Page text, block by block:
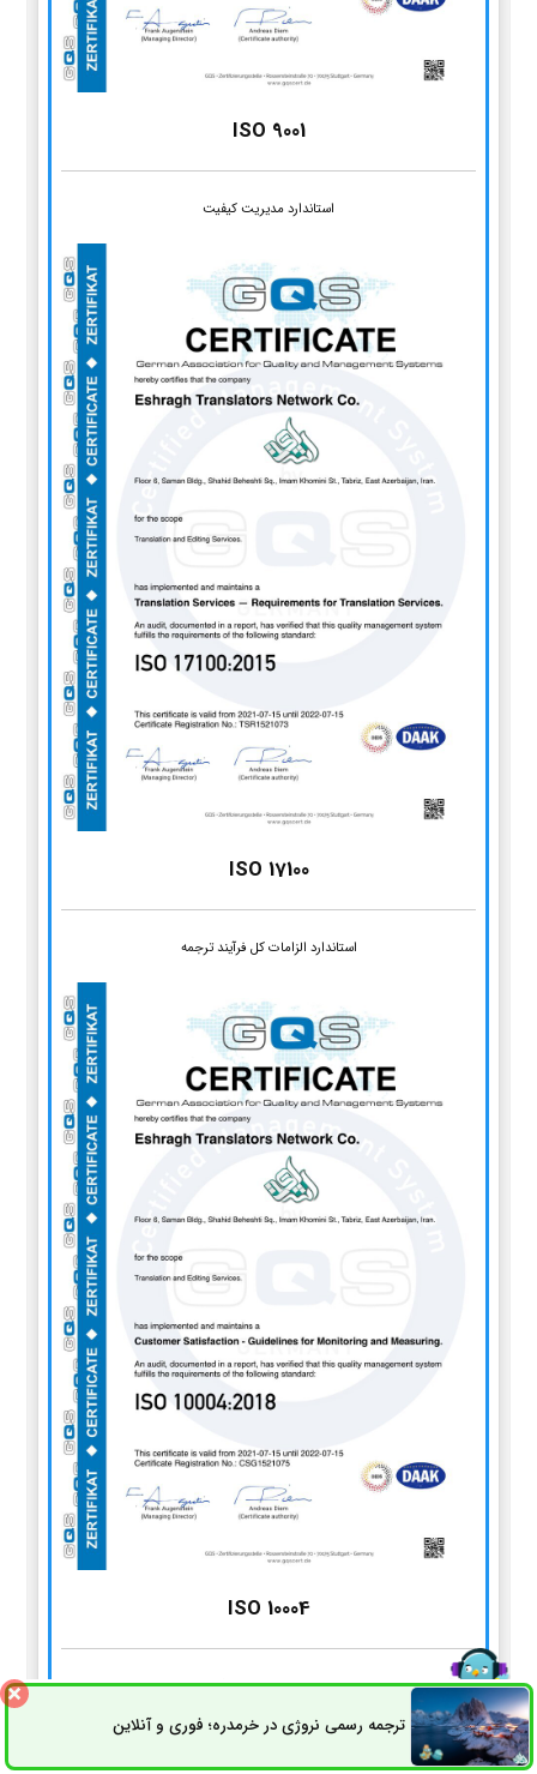
ISO 9001
استاندارد مدیریت کیفیت
ISO 17100
استاندارد الزامات کل فرآیند ترجمه
ISO 10004
استاندارد سیستم مدیریت پایش و اندازه‌گیری رضایت مشتریان
ترجمه رسمی نروژی در خرمدره؛ فوری و آنلاینثبت سفارش راه های ارتباطی